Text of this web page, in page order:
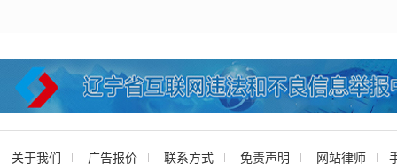
关于我们 广告报价 联系方式 免责声明 网站律师